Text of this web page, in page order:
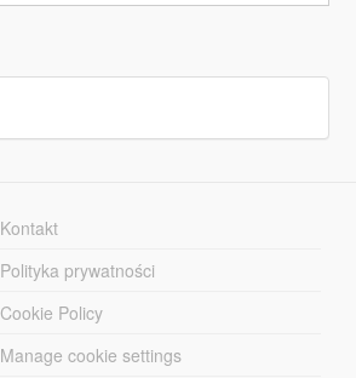
Kontakt
Polityka prywatności
Cookie Policy
Manage cookie settings